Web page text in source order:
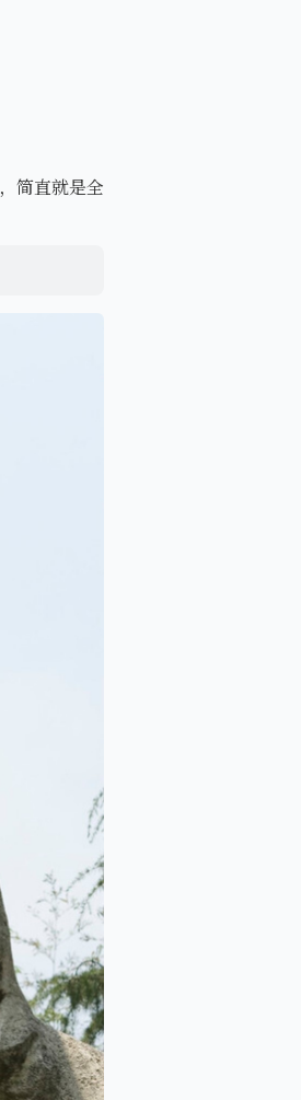
，简直就是全